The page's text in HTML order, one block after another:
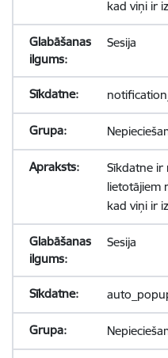
kad viņi ir
Sesija
Sīkdatne ir
lietotājiem
kad viņi ir
Sesija